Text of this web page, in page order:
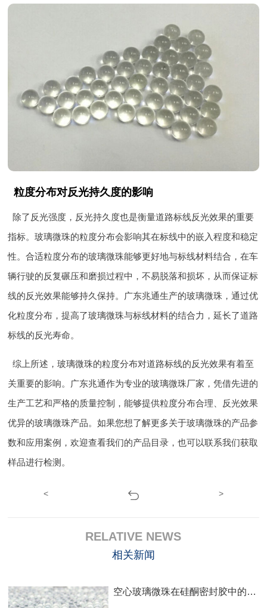
粒度分布对反光持久度的影响
除了反光强度，反光持久度也是衡量道路标线反光效果的重要
指标。玻璃微珠的粒度分布会影响其在标线中的嵌入程度和稳定
性。合适粒度分布的玻璃微珠能够更好地与标线材料结合，在车
辆行驶的反复碾压和磨损过程中，不易脱落和损坏，从而保证标
线的反光效果能够持久保持。广东兆通生产的玻璃微珠，通过优
化粒度分布，提高了玻璃微珠与标线材料的结合力，延长了道路
标线的反光寿命。
综上所述，玻璃微珠的粒度分布对道路标线的反光效果有着至
关重要的影响。广东兆通作为专业的玻璃微珠厂家，凭借先进的
生产工艺和严格的质量控制，能够提供粒度分布合理、反光效果
优异的玻璃微珠产品。如果您想了解更多关于玻璃微珠的产品参
数和应用案例，欢迎查看我们的产品目录，也可以联系我们获取
样品进行检测。
< >
RELATIVE NEWS
相关新闻
空心玻璃微珠在硅酮密封胶中的降本优化方案